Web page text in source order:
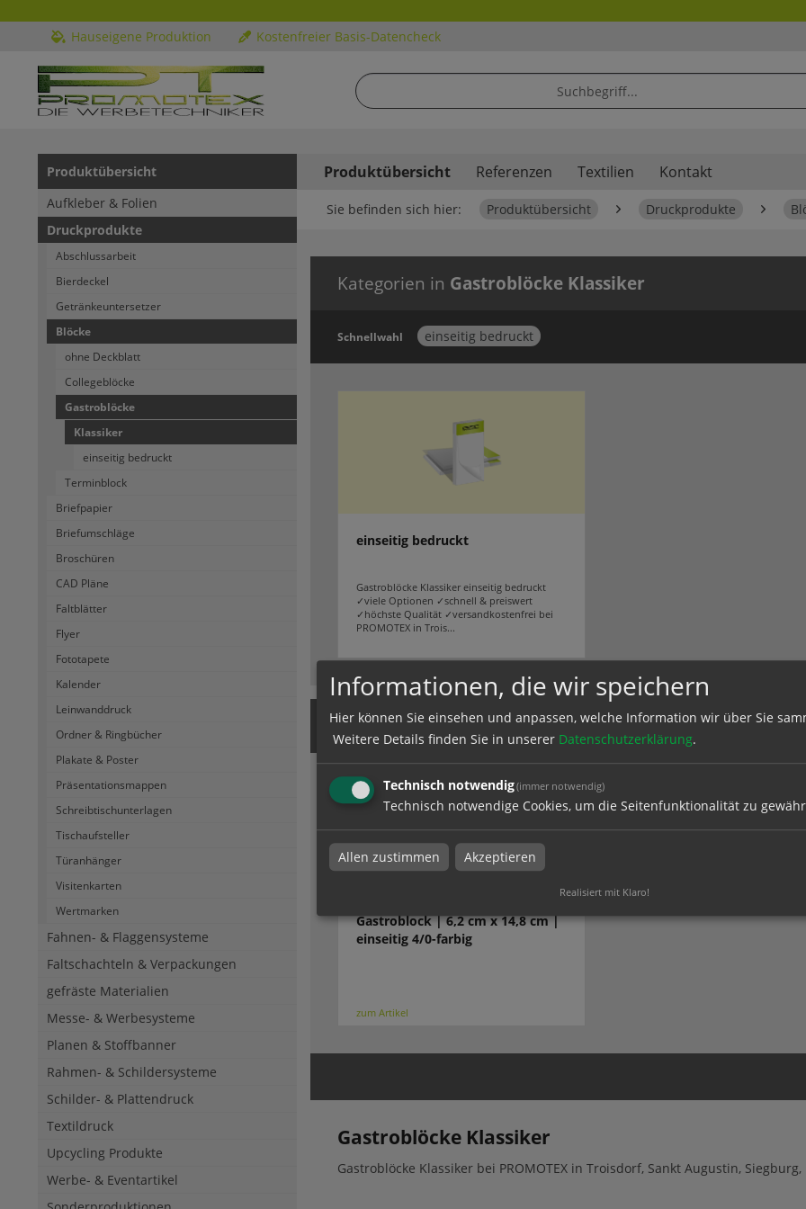
Hauseigene Produktion Kostenfreier Basis-Datencheck
Produktübersicht
Aufkleber & Folien
Druckprodukte
Abschlussarbeit
Bierdeckel
Getränkeuntersetzer
Blöcke
ohne Deckblatt
Collegeblöcke
Gastroblöcke
Klassiker
einseitig bedruckt
Terminblock
Briefpapier
Briefumschläge
Broschüren
CAD Pläne
Faltblätter
Flyer
Fototapete
Kalender
Leinwanddruck
Ordner & Ringbücher
Plakate & Poster
Präsentationsmappen
Schreibtischunterlagen
Tischaufsteller
Türanhänger
Visitenkarten
Wertmarken
Fahnen- & Flaggensysteme
Faltschachteln & Verpackungen
gefräste Materialien
Messe- & Werbesysteme
Planen & Stoffbanner
Rahmen- & Schildersysteme
Schilder- & Plattendruck
Textildruck
Upcycling Produkte
Werbe- & Eventartikel
Produktübersicht Referenzen Textilien Kontakt
Sie befinden sich hier: Produktübersicht Druckprodukte
Kategorien in Gastroblöcke Klassiker
Schnellwahl einseitig bedruckt
einseitig bedruckt
Gastroblöcke Klassiker einseitig bedruckt
✓viele Optionen ✓schnell & preiswert
✓höchste Qualität ✓versandkostenfrei bei
PROMOTEX in Trois...
Produkte inGastroblöcke Klassiker
Gastroblock | 6,2 cm x 14,8 cm |
einseitig 4/0-farbig
zum Artikel
Gastroblöcke Klassiker
Gastroblöcke Klassiker bei PROMOTEX in Troisdorf, Sankt Augustin, Siegburg,
Informationen, die wir speichern
Hier können Sie einsehen und anpassen, welche Information wir über Sie
Weitere Details finden Sie in unserer Datenschutzerklärung.
Technisch notwendig(immer notwendig)
Technisch notwendige Cookies, um die Seitenfunktionalität zu
Allen zustimmen Akzeptieren
Realisiert mit Klaro!